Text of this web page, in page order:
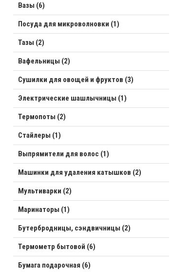
Вазы (6)
Посуда для микроволновки (1)
Тазы (2)
Вафельницы (2)
Сушилки для овощей и фруктов (3)
Электрические шашлычницы (1)
Термопоты (2)
Стайлеры (1)
Выпрямители для волос (1)
Машинки для удаления катышков (2)
Мультиварки (2)
Маринаторы (1)
Бутербродницы, сэндвичницы (2)
Термометр бытовой (6)
Бумага подарочная (6)